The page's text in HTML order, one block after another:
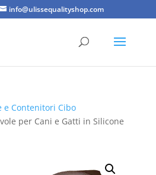
info@ulissequalityshop.com
e Contenitori Cibo
per Cani e Gatti in Silicone